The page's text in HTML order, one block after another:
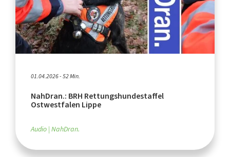
01.04.2026 - 52 Min.
NahDran.: BRH Rettungshundestaffel
Ostwestfalen Lippe
Audio NahDran.